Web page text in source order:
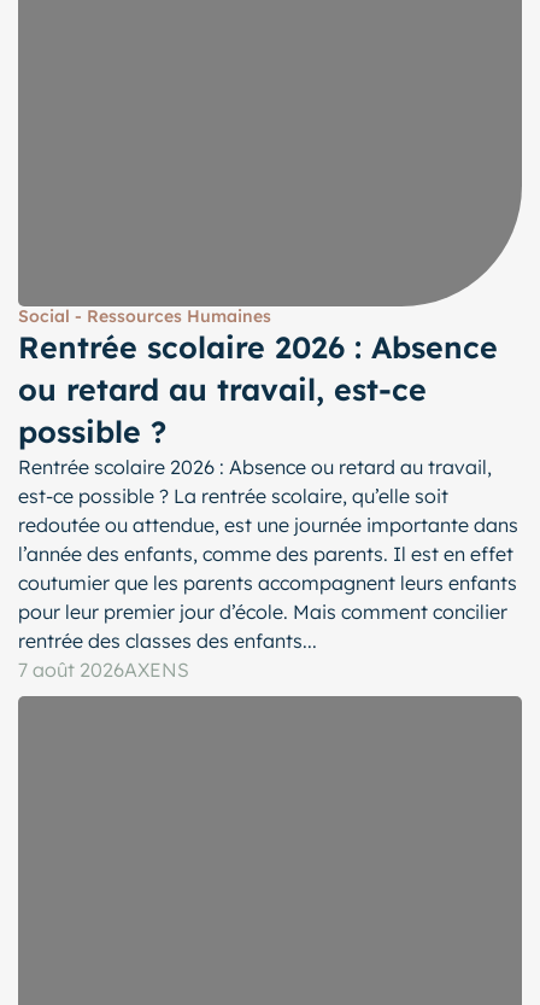
Social - Ressources Humaines
Rentrée scolaire 2026 : Absence
ou retard au travail, est-ce
possible ?
Rentrée scolaire 2026 : Absence ou retard au travail,
est-ce possible ? La rentrée scolaire, qu’elle soit
redoutée ou attendue, est une journée importante dans
l’année des enfants, comme des parents. Il est en effet
coutumier que les parents accompagnent leurs enfants
pour leur premier jour d’école. Mais comment concilier
rentrée des classes des enfants...
7 août 2026AXENS